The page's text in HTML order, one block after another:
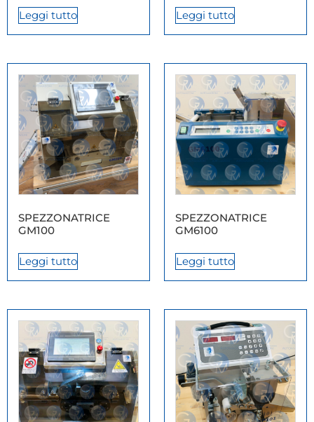
Leggi tutto Leggi tutto
SPEZZONATRICE
GM100
Leggi tutto
SPEZZONATRICE
GM6100
Leggi tutto